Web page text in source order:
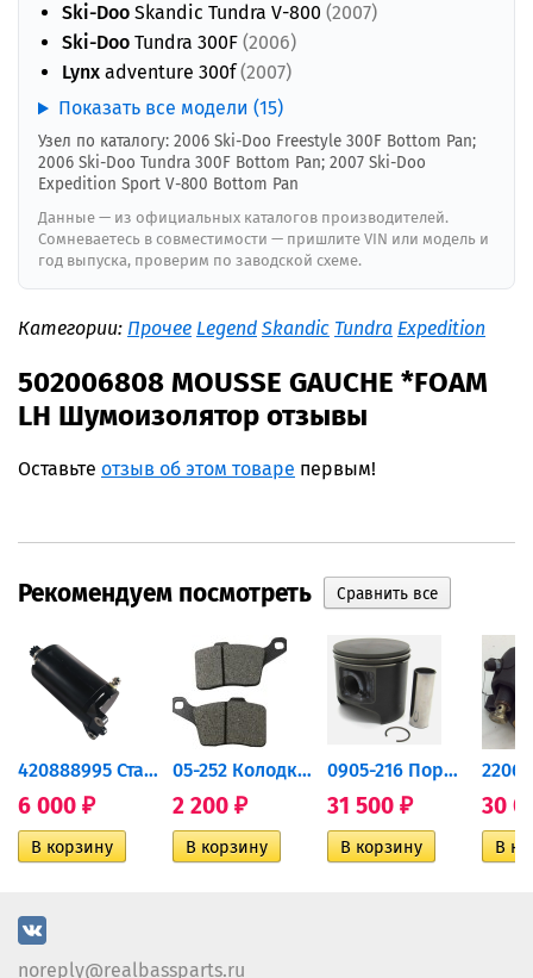
Ski-Doo Skandic Tundra V-800 (2007)
Ski-Doo Tundra 300F (2006)
Lynx adventure 300f(2007)
Показать все модели (15)
Узел по каталогу: 2006 Ski-Doo Freestyle 300F Bottom Pan;
2006 Ski-Doo Tundra 300F Bottom Pan; 2007 Ski-Doo
Expedition Sport V-800 Bottom Pan
Данные — из официальных каталогов производителей.
Сомневаетесь в совместимости — пришлите VIN или модель и
год выпуска, проверим по заводской схеме.
Категории: Прочее Legend Skandic Tundra Expedition
502006808 MOUSSE GAUCHE *FOAM
LH Шумоизолятор отзывы
Оставьте отзыв об этом товаре первым!
Рекомендуем посмотреть
420888995 Стартер для...
6 000 ₽
05-252 Колодки тормозные...
2 200 ₽
0905-216 Поршень Arctic Cat...
31 500 ₽ 30
noreply@realbassparts.ru